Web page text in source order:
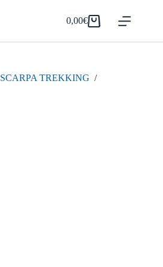
Carrello
0,00€
SCARPA TREKKING /